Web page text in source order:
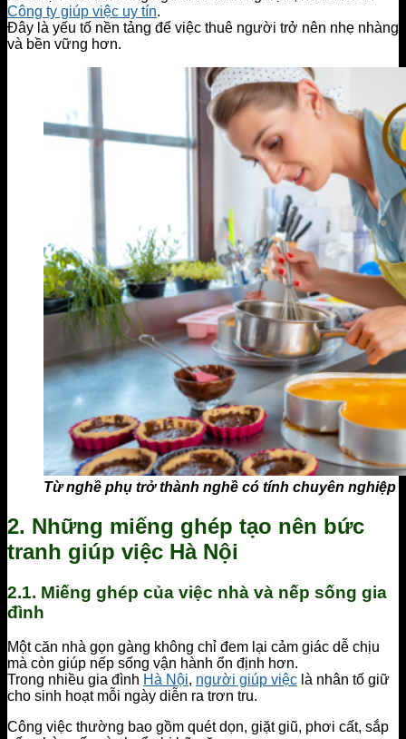
Công ty giúp việc uy tín.
Đây là yếu tố nền tảng để việc thuê người trở nên nhẹ nhàng
và bền vững hơn.
Từ nghề phụ trở thành nghề có tính chuyên nghiệp
2. Những miếng ghép tạo nên bức
tranh giúp việc Hà Nội
2.1. Miếng ghép của việc nhà và nếp sống gia
đình
Một căn nhà gọn gàng không chỉ đem lại cảm giác dễ chịu
mà còn giúp nếp sống vận hành ổn định hơn.
Trong nhiều gia đình Hà Nội, người giúp việc là nhân tố giữ
cho sinh hoạt mỗi ngày diễn ra trơn tru.
Công việc thường bao gồm quét dọn, giặt giũ, phơi cất, sắp